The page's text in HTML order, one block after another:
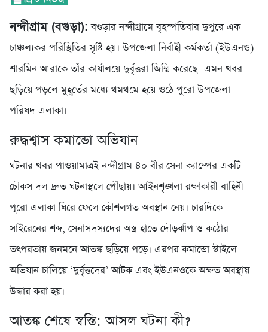
নন্দীগ্রাম (বগুড়া): বগুড়ার নন্দীগ্রামে বৃহস্পতিবার দুপুরে এক
চাঞ্চল্যকর পরিস্থিতির সৃষ্টি হয়। উপজেলা নির্বাহী কর্মকর্তা (ইউএনও)
শারমিন আরাকে তাঁর কার্যালয়ে দুর্বৃত্তরা জিম্মি করেছে—এমন খবর
ছড়িয়ে পড়লে মুহূর্তের মধ্যে থমথমে হয়ে ওঠে পুরো উপজেলা
পরিষদ এলাকা।
রুদ্ধশ্বাস কমান্ডো অভিযান
ঘটনার খবর পাওয়ামাত্রই নন্দীগ্রাম ৪০ বীর সেনা ক্যাম্পের একটি
চৌকস দল দ্রুত ঘটনাস্থলে পৌঁছায়। আইনশৃঙ্খলা রক্ষাকারী বাহিনী
পুরো এলাকা ঘিরে ফেলে কৌশলগত অবস্থান নেয়। চারদিকে
সাইরেনের শব্দ, সেনাসদস্যদের অস্ত্র হাতে দৌড়ঝাঁপ ও কঠোর
তৎপরতায় জনমনে আতঙ্ক ছড়িয়ে পড়ে। এরপর কমান্ডো স্টাইলে
অভিযান চালিয়ে ‘দুর্বৃত্তদের’ আটক এবং ইউএনওকে অক্ষত অবস্থায়
উদ্ধার করা হয়।
আতঙ্ক শেষে স্বস্তি: আসল ঘটনা কী?